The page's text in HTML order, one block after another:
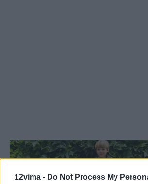
12vima - Do Not Process My